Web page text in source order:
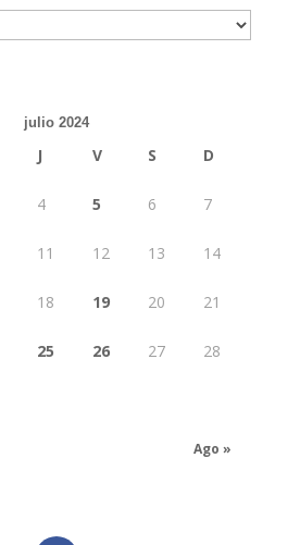
julio 2024
J V S D
Ago »
4 5 6 7
11 12 13 14
18 19 20 21
25 26 27 28